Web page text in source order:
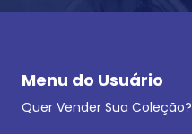
Menu do Usuário
Quer Vender Sua Coleção?